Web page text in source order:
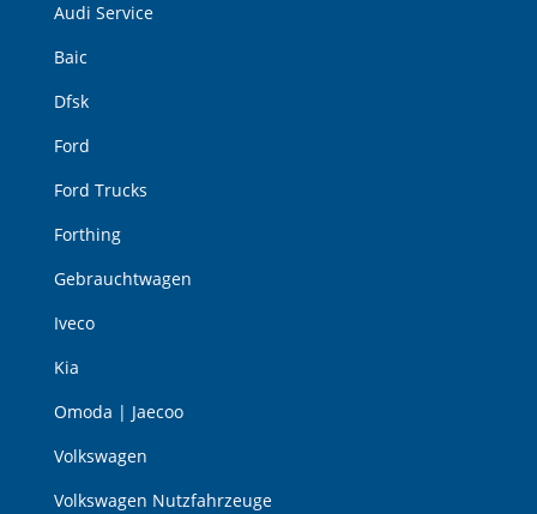
Audi Service
Baic
Dfsk
Ford
Ford Trucks
Forthing
Gebrauchtwagen
Iveco
Kia
Omoda | Jaecoo
Volkswagen
Volkswagen Nutzfahrzeuge